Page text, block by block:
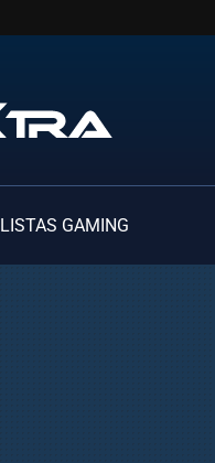
LISTAS GAMING